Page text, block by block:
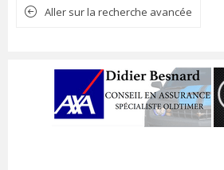
Aller sur la recherche avancée